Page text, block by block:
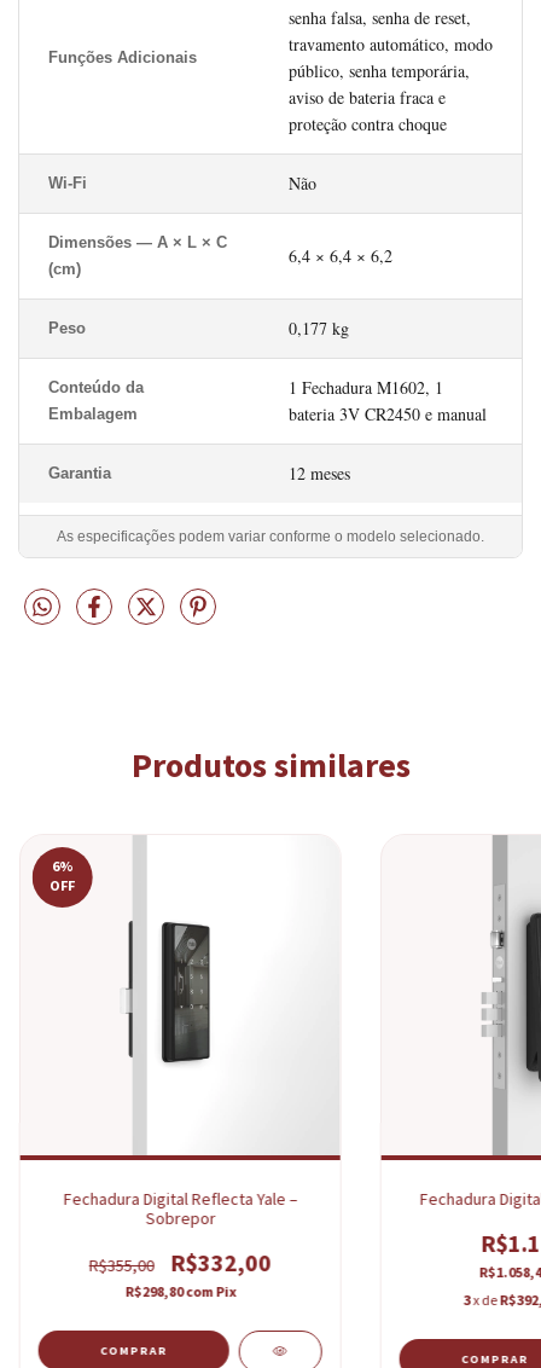
Funções Adicionais
senha falsa, senha de reset,
travamento automático, modo
público, senha temporária,
aviso de bateria fraca e
proteção contra choque
Wi-Fi Não
Dimensões — A × L × C
(cm)
6,4 × 6,4 × 6,2
Peso 0,177 kg
Conteúdo da
Embalagem
1 Fechadura M1602, 1
bateria 3V CR2450 e manual
Garantia 12 meses
As especificações podem variar conforme o modelo selecionado.
Produtos similares
6%
OFF
Fechadura Digital Reflecta Yale –
Sobrepor
R$355,00 R$332,00
R$298,80comPix
COMPRAR
Fechadura
3x de
COMPRAR